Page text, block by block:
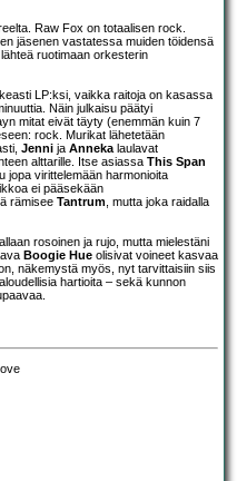
Raw Fox on totaalisen rock.
jäsenen vastatessa muiden töidensä
ruotimaan orkesterin
LP:ksi, vaikka raitoja on kasassa
Näin julkaisu päätyi
mitat eivät täyty (enemmän kuin 7
rock. Murikat lähetetään
Jenni ja Anneka laulavat
alttarille. Itse asiassa This Span
jopa virittelemään harmonioita
ei pääsekään
rämisee Tantrum , mutta joka raidalla
rosoinen ja rujo, mutta mielestäni
Boogie Hue olisivat voineet kasvaa
näkemystä myös, nyt tarvittaisiin siis
hartioita – sekä kunnon